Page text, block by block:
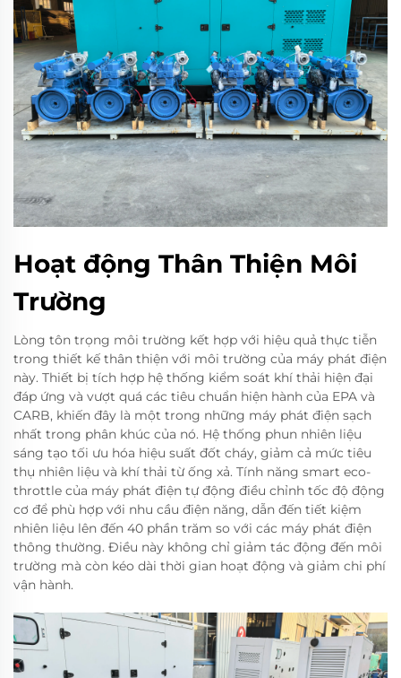
Hoạt động Thân Thiện Môi
Trường
Lòng tôn trọng môi trường kết hợp với hiệu quả thực tiễn
trong thiết kế thân thiện với môi trường của máy phát điện
này. Thiết bị tích hợp hệ thống kiểm soát khí thải hiện đại
đáp ứng và vượt quá các tiêu chuẩn hiện hành của EPA và
CARB, khiến đây là một trong những máy phát điện sạch
nhất trong phân khúc của nó. Hệ thống phun nhiên liệu
sáng tạo tối ưu hóa hiệu suất đốt cháy, giảm cả mức tiêu
thụ nhiên liệu và khí thải từ ống xả. Tính năng smart eco-
throttle của máy phát điện tự động điều chỉnh tốc độ động
cơ để phù hợp với nhu cầu điện năng, dẫn đến tiết kiệm
nhiên liệu lên đến 40 phần trăm so với các máy phát điện
thông thường. Điều này không chỉ giảm tác động đến môi
trường mà còn kéo dài thời gian hoạt động và giảm chi phí
vận hành.